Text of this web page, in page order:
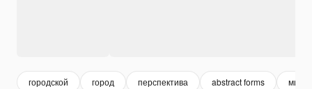
городской город перспектива abstract forms